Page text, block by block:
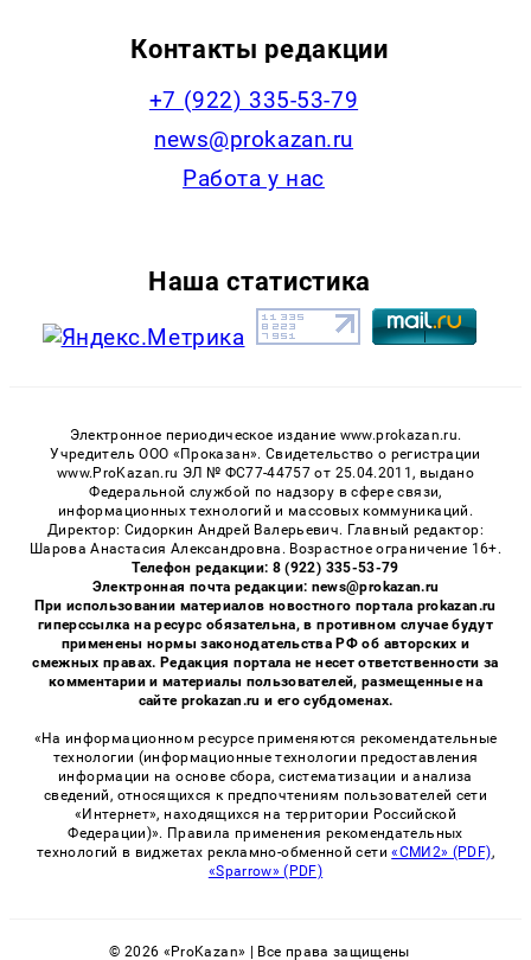
Контакты редакции
+7 (922) 335-53-79
news@prokazan.ru
Работа у нас
Наша статистика
Электронное периодическое издание www.prokazan.ru.
Учредитель ООО «Проказан». Cвидетельство о регистрации
www.ProKazan.ru ЭЛ № ФС77-44757 от 25.04.2011, выдано
Федеральной службой по надзору в сфере связи,
информационных технологий и массовых коммуникаций.
Директор: Сидоркин Андрей Валерьевич. Главный редактор:
Шарова Анастасия Александровна. Возрастное ограничение 16+.
Телефон редакции: 8 (922) 335-53-79
Электронная почта редакции: news@prokazan.ru
При использовании материалов новостного портала prokazan.ru
гиперссылка на ресурс обязательна, в противном случае будут
применены нормы законодательства РФ об авторских и
смежных правах. Редакция портала не несет ответственности за
комментарии и материалы пользователей, размещенные на
сайте prokazan.ru и его субдоменах.
«На информационном ресурсе применяются рекомендательные
технологии (информационные технологии предоставления
информации на основе сбора, систематизации и анализа
сведений, относящихся к предпочтениям пользователей сети
«Интернет», находящихся на территории Российской
Федерации)». Правила применения рекомендательных
технологий в виджетах рекламно-обменной сети«СМИ2» (PDF),
«Sparrow» (PDF)
© 2026 «ProKazan» | Все права защищены